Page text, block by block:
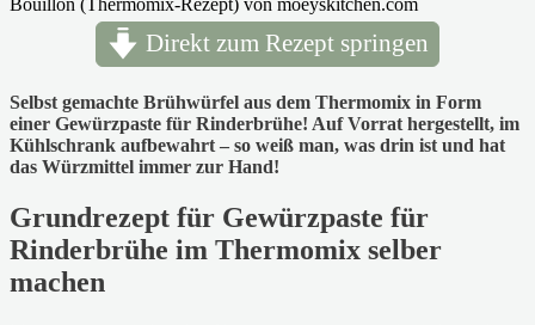
Direkt zum Rezept springen
Selbst gemachte Brühwürfel aus dem Thermomix in Form
einer Gewürzpaste für Rinderbrühe! Auf Vorrat hergestellt, im
Kühlschrank aufbewahrt – so weiß man, was drin ist und hat
das Würzmittel immer zur Hand!
Grundrezept für Gewürzpaste für
Rinderbrühe im Thermomix selber
machen